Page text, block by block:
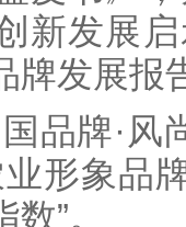
新发展
牌发展报
品牌·
形象品
”。